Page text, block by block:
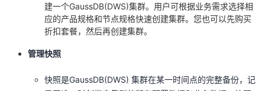
建一个GaussDB(DWS)集群。用户可根据业务需求选择相
应的产品规格和节点规格快速创建集群。您也可以先购买
折扣套餐，然后再创建集群。
管理快照
快照是GaussDB(DWS) 集群在某一时间点的完整备份，记